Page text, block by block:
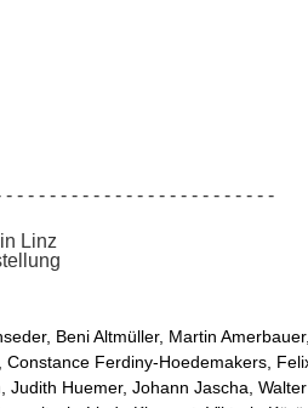
- - - - - - - - - - - - - - - - - - - - - - - -
Linz
Beni Altmüller, Martin Amerbauer,
Ferdiny-Hoedemakers,
Judith Huemer, Johann Jascha, Walter